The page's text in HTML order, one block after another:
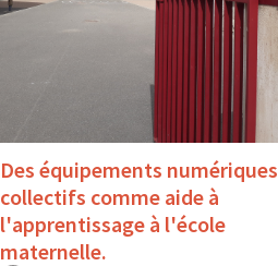
Des équipements numériques
collectifs comme aide à
l'apprentissage à l'école
maternelle.